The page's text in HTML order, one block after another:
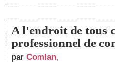
A l'endroit de tous
professionnel de
par Comlan,